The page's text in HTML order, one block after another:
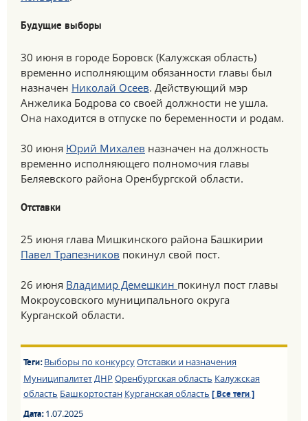
Будущие выборы
30 июня в городе Боровск (Калужская область)
временно исполняющим обязанности главы был
назначен Николай Осеев. Действующий мэр
Анжелика Бодрова со своей должности не ушла.
Она находится в отпуске по беременности и родам.
30 июня Юрий Михалев назначен на должность
временно исполняющего полномочия главы
Беляевского района Оренбургской области.
Отставки
25 июня глава Мишкинского района Башкирии
Павел Трапезников покинул свой пост.
26 июня Владимир Демешкин покинул пост главы
Мокроусовского муниципального округа
Курганской области.
Теги: Выборы по конкурсуОтставки и назначения
МуниципалитетДНР Оренбургская область Калужская
область Башкортостан Курганская область [ Все теги ]
Дата:1.07.2025